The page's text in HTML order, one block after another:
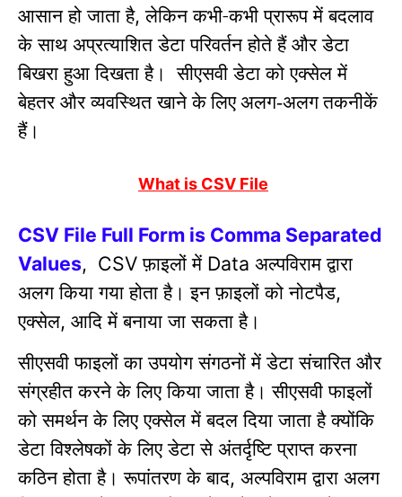
आसान हो जाता है,लेकिन कभी-कभी प्रारूप में बदलाव
के साथ अप्रत्याशित डेटा परिवर्तन होते हैं और डेटा
बिखरा हुआ दिखता है। सीएसवी डेटा को एक्सेल में
बेहतर और व्यवस्थित खानेकेलिए अलग-अलग तकनीकें
हैं।
What is CSV File
CSV File Full Form is Comma Separated
Values, CSVफ़ाइलों में Data अल्पविराम द्वारा
अलग किया गया होता है। इन फ़ाइलों को नोटपैड,
एक्सेल, आदि में बनाया जा सकता है।
सीएसवी फाइलों का उपयोग संगठनों में डेटा संचारित और
संग्रहीत करने के लिए किया जाता है। सीएसवी फाइलों
को समर्थन के लिए एक्सेल में बदल दिया जाता है क्योंकि
डेटा विश्लेषकों के लिए डेटा से अंतर्दृष्टि प्राप्त करना
कठिन होता है। रूपांतरण के बाद, अल्पविराम द्वारा अलग